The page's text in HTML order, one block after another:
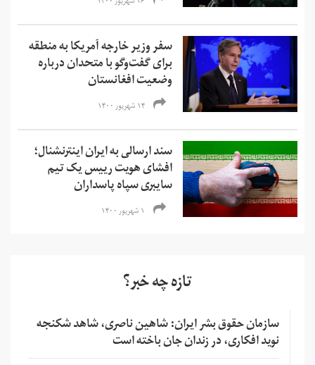
سفر وزیر خارجه آمریکا به منطقه
برای گفت‌وگو با متحدان درباره
وضعیت افغانستان
۱۴ شهریور ۱۴۰۰
سند ارسالی به ایران اینترنشنال؛
افشای هویت رییس یک تیم
سایبری سپاه پاسداران
۱ شهریور ۱۴۰۰
تازه چه خبر؟
سازمان حقوق بشر ایران: شاهین ناصری، شاهد شکنجه
نوید افکاری، در زندان جان باخته است